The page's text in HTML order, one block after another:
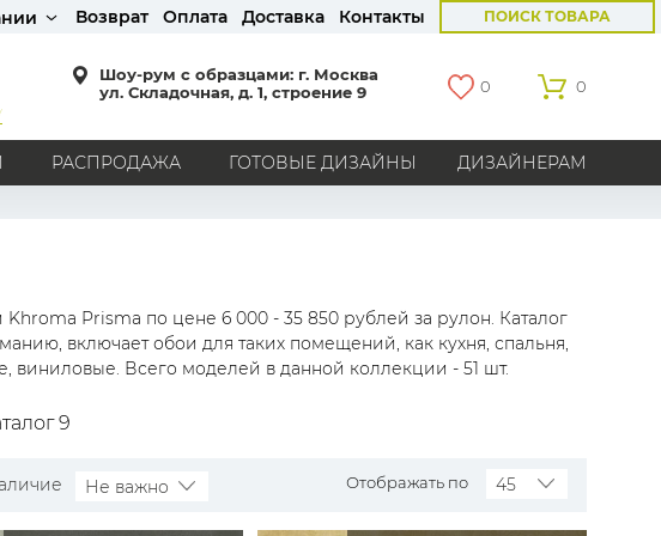
Возврат Оплата Доставка Контакты ПОИСК ТОВАРА
Шоу-рум с образцами: г. Москва
ул. Складочная, д. 1, строение 9
0 0
РАСПРОДАЖА ГОТОВЫЕ ДИЗАЙНЫ ДИЗАЙНЕРАМ
стили
БРЕНДЫ
Prisma по цене 6 000 - 35 850 рублей за рулон. Каталог
включает обои для таких помещений, как кухня, спальня,
виниловые. Всего моделей в данной коллекции - 51 шт.
9
Не важно Отображать по 45